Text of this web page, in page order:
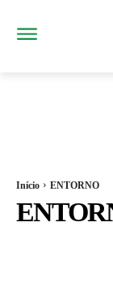
Início ENTORNO